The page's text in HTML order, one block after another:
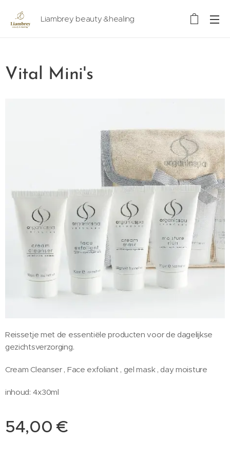
Liambrey beauty &healing
Vital Mini's
Reissetje met de essentiële producten voor de dagelijkse
gezichtsverzorging.
Cream Cleanser , Face exfoliant , gel mask , day moisture
inhoud: 4x30ml
54,00 €